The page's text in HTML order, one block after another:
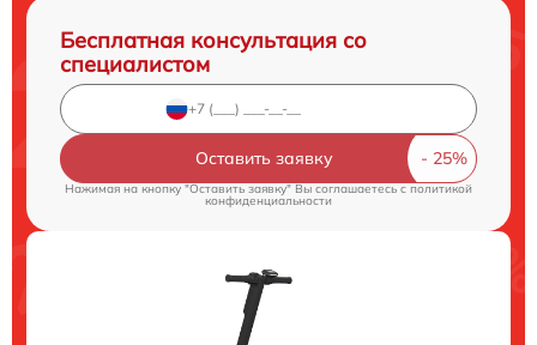
Бесплатная консультация со
специалистом
Оставить заявку
Нажимая на кнопку "Оставить заявку" Вы соглашаетесь cполитикой
конфиденциальности